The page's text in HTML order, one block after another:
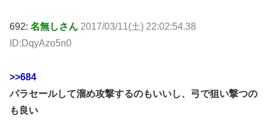
692: 名無しさん 2017/03/11(土) 22:02:54.38
ID:DqyAzo5n0
>>684
パラセールして溜め攻撃するのもいいし、弓で狙い撃つの
も良い